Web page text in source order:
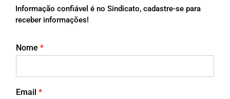
Informação confiável é no Sindicato, cadastre-se para
receber informações!
Nome *
Email *